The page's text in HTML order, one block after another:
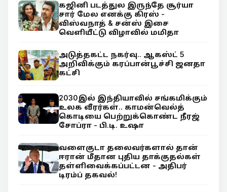
கஜினி படத்துல இருந்தே சூர்யா
சார் மேல எனக்கு கிரஸ் -
விஸ்வநாத் & சன்ஸ் இசை
வெளியீட்டு விழாவில் மமிதா
அடுத்தகட்ட நகர்வு.. ஆகஸ்ட் 5
அறிவிக்கும் கரப்பான்பூச்சி ஜனதா
கட்சி
2030இல் இந்தியாவில் சங்கமிக்கும்
உலக வீரர்கள்.. காமன்வெல்த்
கொடியை பெற்றுக்கொண்ட நீரஜ்
சோப்ரா - பி.டி. உஷா
வளைகுடா தலைவர்களால் தான்
ஈரான் மீதான புதிய தாக்குதல்கள்
தள்ளிவைக்கப்பட்டன - அதிபர்
டிரம்ப் தகவல்!